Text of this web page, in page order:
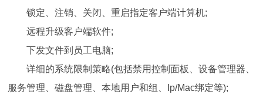
锁定、注销、关闭、重启指定客户端计算机;
远程升级客户端软件;
下发文件到员工电脑;
详细的系统限制策略(包括禁用控制面板、设备管理器、
服务管理、磁盘管理、本地用户和组、Ip/Mac绑定等);